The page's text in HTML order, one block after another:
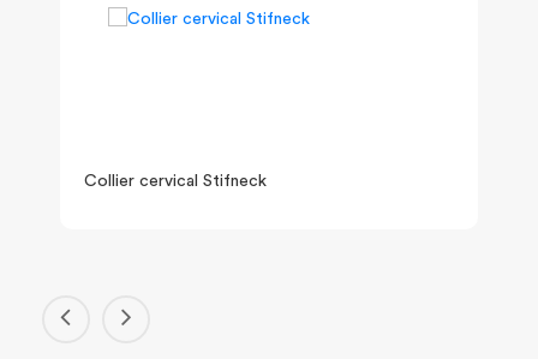
Collier cervical Stifneck